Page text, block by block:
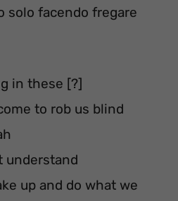
solo facendo fregare
in these [?]
to rob us blind
understand
up and do what we